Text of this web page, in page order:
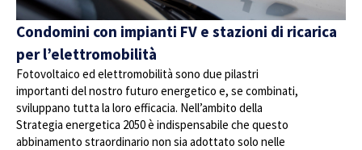
Condomini con impianti FV e stazioni di ricarica
per l’elettromobilità
Fotovoltaico ed elettromobilità sono due pilastri
importanti del nostro futuro energetico e, se combinati,
sviluppano tutta la loro efficacia. Nell’ambito della
Strategia energetica 2050 è indispensabile che questo
abbinamento straordinario non sia adottato solo nelle